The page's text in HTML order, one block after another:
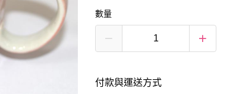
數量
付款與運送方式